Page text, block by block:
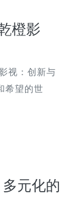
橙影
视：创新与
希望的世
元化的